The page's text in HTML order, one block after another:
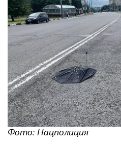
Фото: Нацполиция